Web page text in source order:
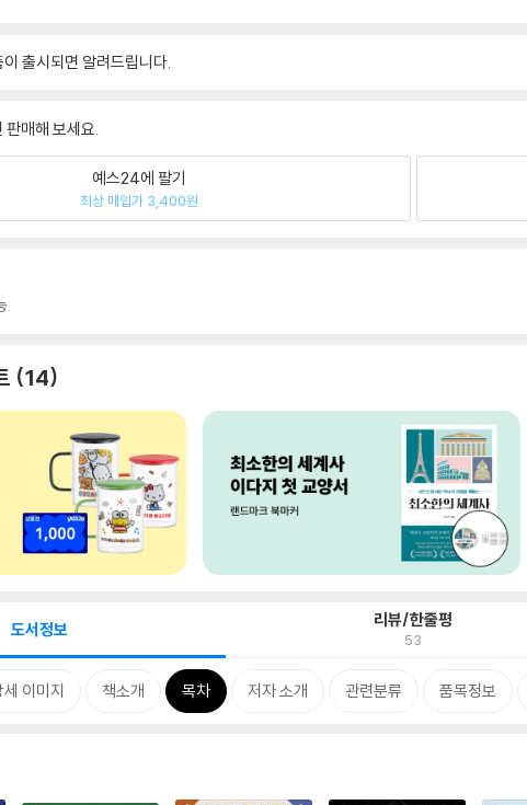
출시되면 알려드립니다.
판매해 보세요.
예스24에 팔기
최상 매입가 3,400원
14
도서정보 리뷰/한줄평
53
세 이미지 책소개 목차 저자 소개 관련분류 품목정보